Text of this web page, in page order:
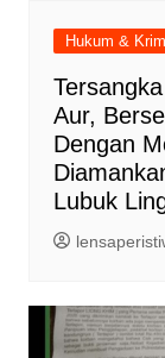
Hukum &
Aur,
Dengan
Lubuk